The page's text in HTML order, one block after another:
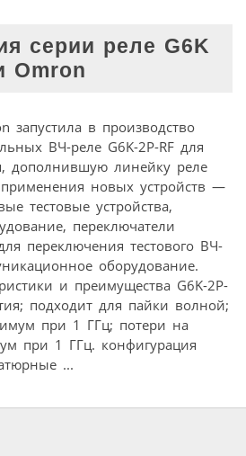
серии реле G6K
Omron
запустила в производство
ВЧ-реле G6K-2P-RF для
дополнившую линейку реле
новых устройств —
тестовые устройства,
переключатели
переключения тестового ВЧ-
оборудование.
и преимущества G6K-2P-
подходит для пайки волной;
при 1 ГГц; потери на
при 1 ГГц. конфигурация
...